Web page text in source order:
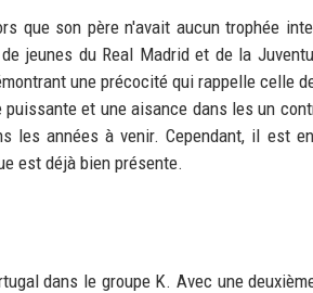
que son père n'avait aucun trophée
jeunes du Real Madrid et de la
une précocité qui rappelle celle
et une aisance dans les un
les années à venir. Cependant, il est
est déjà bien présente.
dans le groupe K. Avec une